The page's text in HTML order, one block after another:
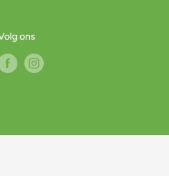
ons